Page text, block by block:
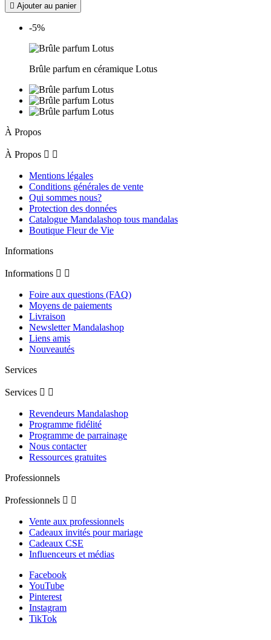
 Ajouter au panier
-5%
Brûle parfum en céramique Lotus
À Propos
À Propos  
Mentions légales
Conditions générales de vente
Qui sommes nous?
Protection des données
Catalogue Mandalashop tous mandalas
Boutique Fleur de Vie
Informations
Informations  
Foire aux questions (FAQ)
Moyens de paiements
Livraison
Newsletter Mandalashop
Liens amis
Nouveautés
Services
Services  
Revendeurs Mandalashop
Programme fidélité
Programme de parrainage
Nous contacter
Ressources gratuites
Professionnels
Professionnels  
Vente aux professionnels
Cadeaux invités pour mariage
Cadeaux CSE
Influenceurs et médias
Facebook
YouTube
Pinterest
Instagram
TikTok